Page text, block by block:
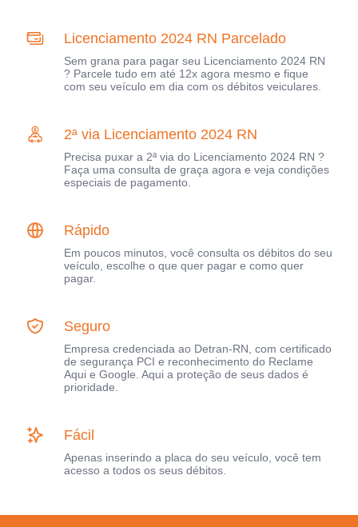
Licenciamento 2024 RN Parcelado
Sem grana para pagar seu Licenciamento 2024 RN
? Parcele tudo em até 12x agora mesmo e fique
com seu veículo em dia com os débitos veiculares.
2ª via Licenciamento 2024 RN
Precisa puxar a 2ª via do Licenciamento 2024 RN ?
Faça uma consulta de graça agora e veja condições
especiais de pagamento.
Rápido
Em poucos minutos, você consulta os débitos do seu
veículo, escolhe o que quer pagar e como quer
pagar.
Seguro
Empresa credenciada ao Detran-RN, com certificado
de segurança PCI e reconhecimento do Reclame
Aqui e Google. Aqui a proteção de seus dados é
prioridade.
Fácil
Apenas inserindo a placa do seu veículo, você tem
acesso a todos os seus débitos.